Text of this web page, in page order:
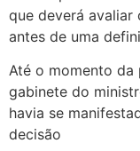
que deverá avaliar
antes de uma
Até o momento
gabinete do
havia se
decisão